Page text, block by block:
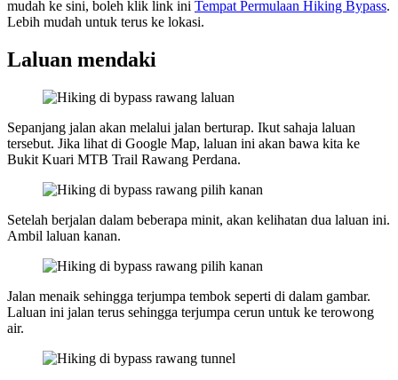
mudah ke sini, boleh klik link ini Tempat Permulaan Hiking Bypass.
Lebih mudah untuk terus ke lokasi.
Laluan mendaki
Sepanjang jalan akan melalui jalan berturap. Ikut sahaja laluan
tersebut. Jika lihat di Google Map, laluan ini akan bawa kita ke
Bukit Kuari MTB Trail Rawang Perdana.
Setelah berjalan dalam beberapa minit, akan kelihatan dua laluan ini.
Ambil laluan kanan.
Jalan menaik sehingga terjumpa tembok seperti di dalam gambar.
Laluan ini jalan terus sehingga terjumpa cerun untuk ke terowong
air.